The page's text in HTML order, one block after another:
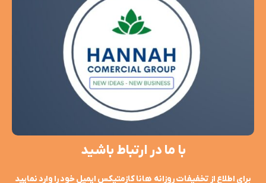
با ما در ارتباط باشید
برای اطلاع از تخفیفات روزانه هانا کازمتیکس ایمیل خود را وارد نمایید